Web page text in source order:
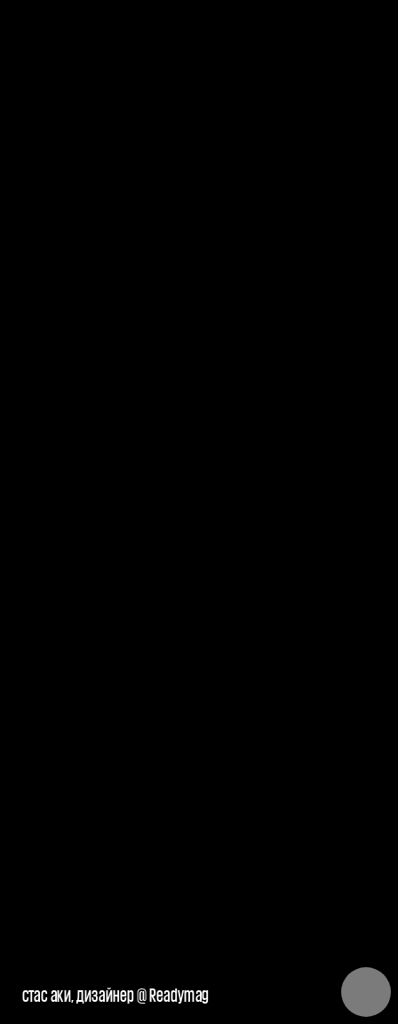
стас аки, дизайнер @ Readymag